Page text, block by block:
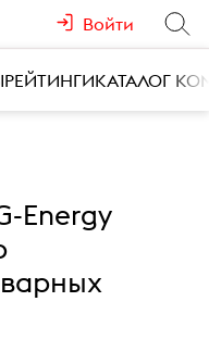
Войти
РЕЙТИНГИКАТАЛОГ
Energy